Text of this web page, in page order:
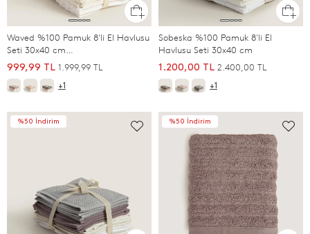
Waved %100 Pamuk 8'li El Havlusu
Seti 30x40 cm
SOMON/BEJ/EKRU/BEYAZ
999,99 TL 1.999,99 TL
+1
Sobeska %100 Pamuk 8'li El
Havlusu Seti 30x40 cm
1.200,00 TL 2.400,00 TL
+1
%50 İndirim %50 İndirim